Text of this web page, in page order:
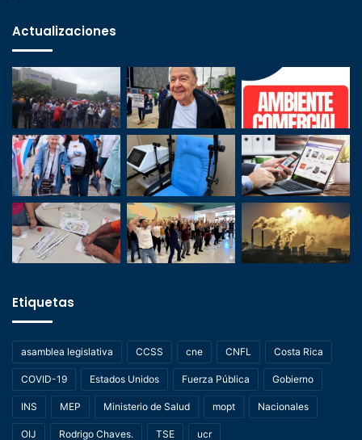
Actualizaciones
Etiquetas
asamblea legislativa CCSS cne CNFL Costa Rica
COVID-19 Estados Unidos Fuerza Pública Gobierno
INS MEP Ministerio de Salud mopt Nacionales
OIJ Rodrigo Chaves. TSE ucr